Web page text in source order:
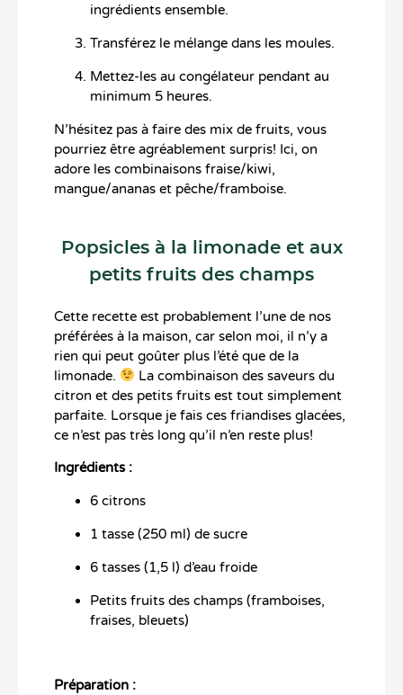
ingrédients ensemble.
Transférez le mélange dans les moules.
Mettez-les au congélateur pendant au
minimum 5 heures.
N’hésitez pas à faire des mix de fruits, vous
pourriez être agréablement surpris! Ici, on
adore les combinaisons fraise/kiwi,
mangue/ananas et pêche/framboise.
Popsicles à la limonade et aux
petits fruits des champs
Cette recette est probablement l’une de nos
préférées à la maison, car selon moi, il n’y a
rien qui peut goûter plus l’été que de la
limonade.
La combinaison des saveurs du
citron et des petits fruits est tout simplement
parfaite. Lorsque je fais ces friandises glacées,
ce n’est pas très long qu’il n’en reste plus!
Ingrédients :
6 citrons
1 tasse (250 ml) de sucre
6 tasses (1,5 l) d’eau froide
Petits fruits des champs (framboises,
fraises, bleuets)
Préparation :